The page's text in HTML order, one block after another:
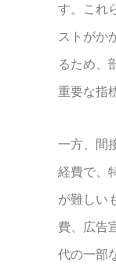
す。これ
ストがか
るため、
重要な指
一方、間
経費で、
が難しい
費、広告
代の一部